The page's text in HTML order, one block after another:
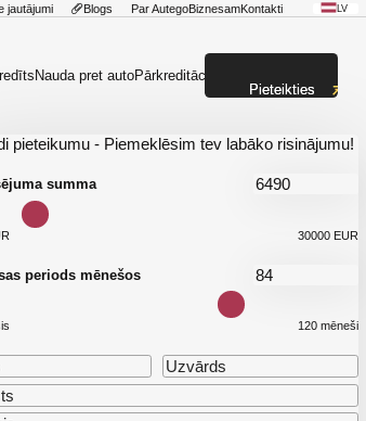
jautājumi Blogs Par AutegoBiznesamKontakti LV
Nauda pret autoPārkreditācija
pieteikumu - Piemeklēsim tev labāko risinājumu!
summa
30000 EUR
periods mēnešos
120 mēneši